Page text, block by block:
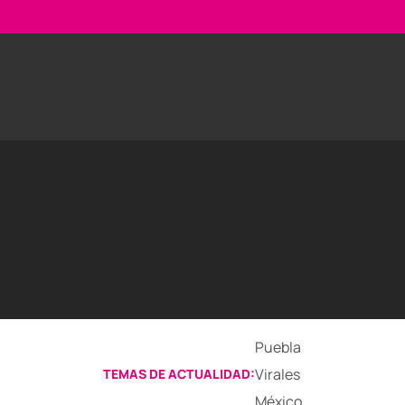
TEMAS DE ACTUALIDAD:
Puebla
Virales
México